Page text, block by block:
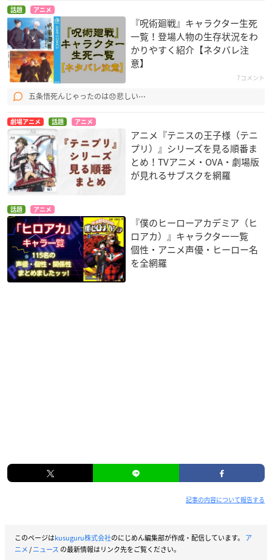
話題 アニメ
『呪術廻戦』キャラクター生死
一覧！登場人物の生存状況をわ
かりやすく紹介【ネタバレ注
意】
7コメント
五条悟死んじゃったのは😞悲しい⋯
劇場アニメ 話題 アニメ
アニメ『テニスの王子様（テニ
プリ）』シリーズを見る順番ま
とめ！TVアニメ・OVA・劇場版
が見れるサブスクを網羅
話題 アニメ
『僕のヒーローアカデミア（ヒ
ロアカ）』キャラクター一覧
個性・アニメ声優・ヒーロー名
を全網羅
記事の内容について報告する
このページはkusuguru株式会社のにじめん編集部が作成・配信しています。 ア
ニメ/ニュース の最新情報はリンク先をご覧ください。